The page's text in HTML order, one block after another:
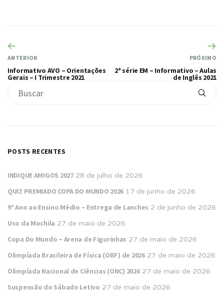
ANTERIOR
Informativo AVO – Orientações
Gerais – I Trimestre 2021
PRÓXIMO
2ª série EM – Informativo – Aulas
de Inglês 2021
POSTS RECENTES
INDIQUE AMIGOS 2027 28 de julho de 2026
QUIZ PREMIADO COPA DO MUNDO 2026 17 de junho de 2026
9º Ano ao Ensino Médio – Entrega de Lanches 2 de junho de 2026
Uso da Mochila 27 de maio de 2026
Copa Do Mundo – Arena de Figurinhas 27 de maio de 2026
Olimpíada Brasileira de Física (OBF) de 2026 27 de maio de 2026
Olimpíada Nacional de Ciências (ONC) 2026 27 de maio de 2026
Suspensão do Sábado Letivo 27 de maio de 2026